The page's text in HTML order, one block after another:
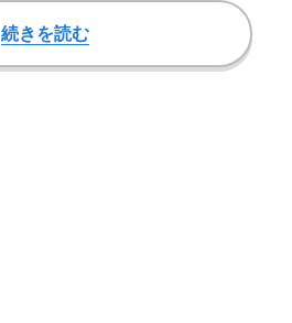
続きを読む